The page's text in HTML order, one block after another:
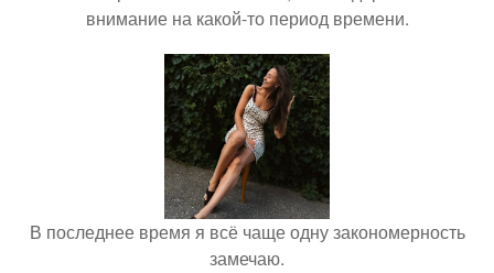
внимание на какой-то период времени.
В последнее время я всё чаще одну закономерность
замечаю.